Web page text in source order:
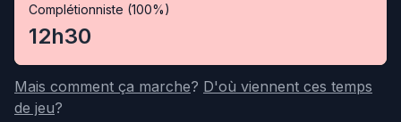
Complétionniste (100%)
12h30
Mais comment ça marche? D'où viennent ces temps
de jeu?